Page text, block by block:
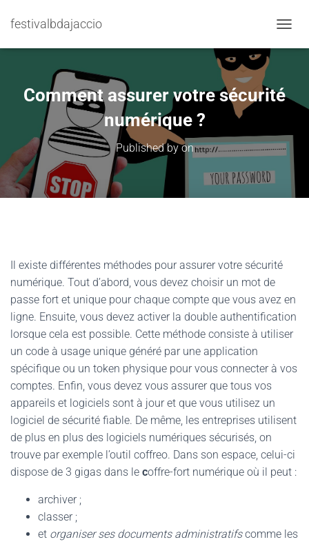
festivalbdajaccio
Comment assurer votre sécurité
numérique ?
Published byon
Il existe différentes méthodes pour assurer votre sécurité
numérique. Tout d’abord, vous devez choisir un mot de
passe fort et unique pour chaque compte que vous avez en
ligne. Ensuite, vous devez activer la double authentification
lorsque cela est possible. Cette méthode consiste à utiliser
un code à usage unique généré par une application
spécifique ou un token physique pour vous connecter à vos
comptes. Enfin, vous devez vous assurer que tous vos
appareils et logiciels sont à jour et que vous utilisez un
logiciel de sécurité fiable. De même, les entreprises utilisent
de plus en plus des logiciels numériques sécurisés, on
trouve par exemple l’outil coffreo. Dans son espace, celui-ci
dispose de 3 gigas dans le coffre-fort numérique où il peut :
archiver ;
classer ;
et organiser ses documents administratifscomme les